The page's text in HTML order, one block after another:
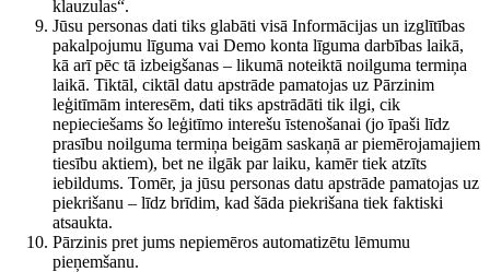
klauzulas“.
Jūsu personas dati tiks glabāti visā Informācijas un izglītības
pakalpojumu līguma vai Demo konta līguma darbības laikā,
kā arī pēc tā izbeigšanas – likumā noteiktā noilguma termiņa
laikā. Tiktāl, ciktāl datu apstrāde pamatojas uz Pārzinim
leģitīmām interesēm, dati tiks apstrādāti tik ilgi, cik
nepieciešams šo leģitīmo interešu īstenošanai (jo īpaši līdz
prasību noilguma termiņa beigām saskaņā ar piemērojamajiem
tiesību aktiem), bet ne ilgāk par laiku, kamēr tiek atzīts
iebildums. Tomēr, ja jūsu personas datu apstrāde pamatojas uz
piekrišanu – līdz brīdim, kad šāda piekrišana tiek faktiski
atsaukta.
Pārzinis pret jums nepiemēros automatizētu lēmumu
pieņemšanu.